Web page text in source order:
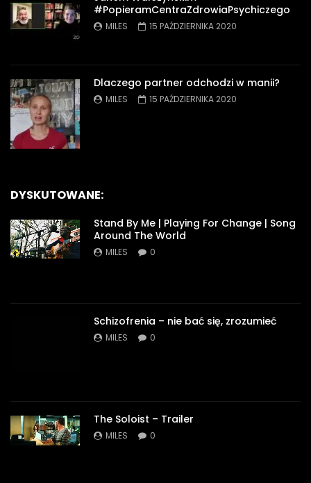
#PopieramCentraZdrowiaPsychiczego
MILES 15 PAŹDZIERNIKA 2020
Dlaczego partner odchodzi w manii?
MILES 15 PAŹDZIERNIKA 2020
DYSKUTOWANE:
Stand By Me | Playing For Change | Song
Around The World
MILES 0
Schizofrenia – nie bać się, zrozumieć
MILES 0
The Soloist – Trailer
MILES 0